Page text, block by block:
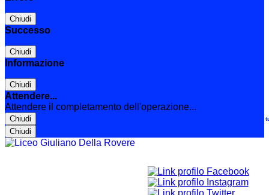
Chiudi
Successo
Chiudi
Informazione
Chiudi
Attendere...
Attendere il completamento dell'operazione...
Chiudi
Chiudi
Le